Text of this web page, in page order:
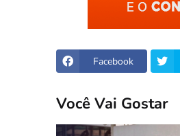
Facebook
Você Vai Gostar